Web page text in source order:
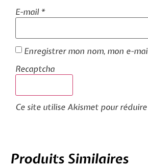
E-mail*
Enregistrer mon nom, mon e-
Recaptcha
Ce site utilise Akismet pour
Produits Similaires